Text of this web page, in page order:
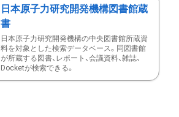
日本原子力研究開発機構図書館蔵
書
日本原子力研究開発機構の中央図書館所蔵資
料を対象とした検索データベース。同図書館
が所蔵する図書、レポート、会議資料、雑誌、
Docketが検索できる。